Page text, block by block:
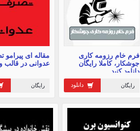
فرم خام رزومه کاری
جوشکار، کاملا رایگان
دانلود کنید
دانلود رایگان
مقاله ای
عدوانی در قالب
رایگان